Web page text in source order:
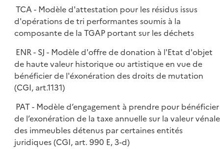
TCA - Modèle d'attestation pour les résidus issus
d'opérations de tri performantes soumis à la
composante de la TGAP portant sur les déchets
ENR - SJ - Modèle d'offre de donation à l'Etat d'objet
de haute valeur historique ou artistique en vue de
bénéficier de l'éxonération des droits de mutation
(CGI, art.1131)
PAT - Modèle d’engagement à prendre pour bénéficier
de l’exonération de la taxe annuelle sur la valeur vénale
des immeubles détenus par certaines entités
juridiques (CGI, art. 990 E, 3-d)